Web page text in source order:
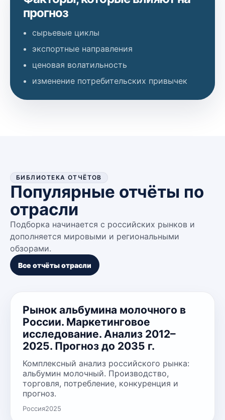
прогноз
сырьевые циклы
экспортные направления
ценовая волатильность
изменение потребительских привычек
БИБЛИОТЕКА ОТЧЁТОВ
Популярные отчёты по
отрасли
Подборка начинается с российских рынков и
дополняется мировыми и региональными
обзорами.
Все отчёты отрасли
Рынок альбумина молочного в
России. Маркетинговое
исследование. Анализ 2012–
2025. Прогноз до 2035 г.
Комплексный анализ российского рынка:
альбумин молочный. Производство,
торговля, потребление, конкуренция и
прогноз.
Россия2025